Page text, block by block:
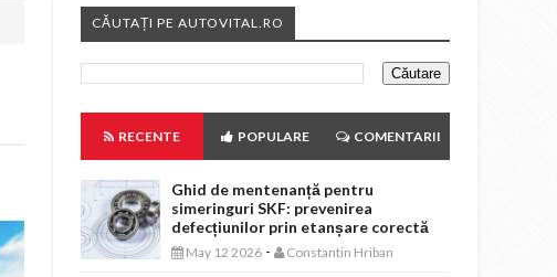
CĂUTAȚI PE AUTOVITAL.RO
RECENTE POPULARE COMENTARII
Ghid de mentenanță pentru
simeringuri SKF: prevenirea
defecțiunilor prin etanșare corectă
May 12 2026 - Constantin Hriban